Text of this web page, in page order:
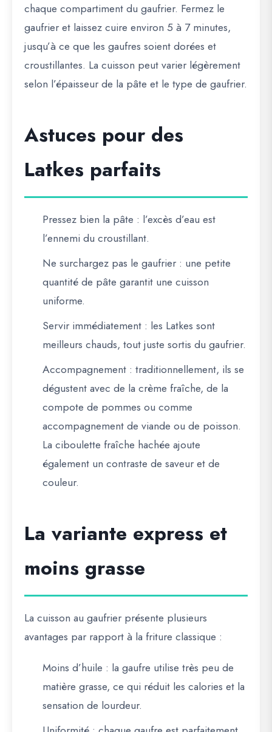
chaque compartiment du gaufrier. Fermez le
gaufrier et laissez cuire environ 5 à 7 minutes,
jusqu’à ce que les gaufres soient dorées et
croustillantes. La cuisson peut varier légèrement
selon l’épaisseur de la pâte et le type de gaufrier.
Astuces pour des
Latkes parfaits
Pressez bien la pâte : l’excès d’eau est
l’ennemi du croustillant.
Ne surchargez pas le gaufrier : une petite
quantité de pâte garantit une cuisson
uniforme.
Servir immédiatement : les Latkes sont
meilleurs chauds, tout juste sortis du gaufrier.
Accompagnement : traditionnellement, ils se
dégustent avec de la crème fraîche, de la
compote de pommes ou comme
accompagnement de viande ou de poisson.
La ciboulette fraîche hachée ajoute
également un contraste de saveur et de
couleur.
La variante express et
moins grasse
La cuisson au gaufrier présente plusieurs
avantages par rapport à la friture classique :
Moins d’huile : la gaufre utilise très peu de
matière grasse, ce qui réduit les calories et la
sensation de lourdeur.